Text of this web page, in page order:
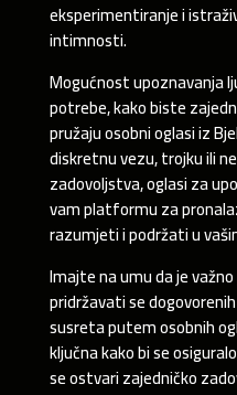
eksperimentiranje i
intimnosti.
Mogućnost upoznavanja
potrebe, kako biste
pružaju osobni oglasi iz
diskretnu vezu, trojku ili
zadovoljstva, oglasi za
vam platformu za
razumjeti i podržati u
Imajte na umu da je
pridržavati se
susreta putem osobnih
ključna kako bi se
se ostvari zajedničko